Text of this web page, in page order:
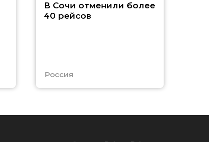
В Сочи отменили более
40 рейсов
Россия